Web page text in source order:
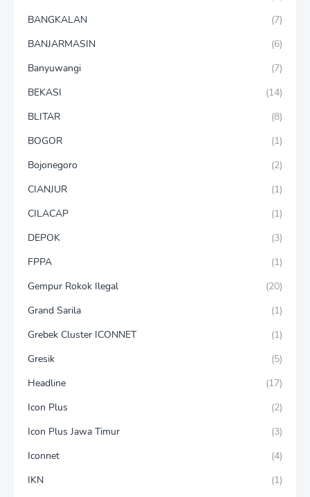
BANGKALAN
(7)
BANJARMASIN
(6)
Banyuwangi
(7)
BEKASI
(14)
BLITAR
(8)
BOGOR
(1)
Bojonegoro
(2)
CIANJUR
(1)
CILACAP
(1)
DEPOK
(3)
FPPA
(1)
Gempur Rokok Ilegal
(20)
Grand Sarila
(1)
Grebek Cluster ICONNET
(1)
Gresik
(5)
Headline
(17)
Icon Plus
(2)
Icon Plus Jawa Timur
(3)
Iconnet
(4)
IKN
(1)